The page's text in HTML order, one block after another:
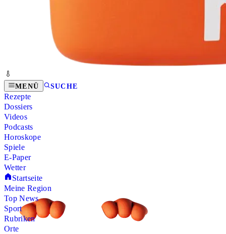
MENÜ SUCHE
Rezepte
Dossiers
Videos
Podcasts
Horoskope
Spiele
E-Paper
Wetter
Startseite
Meine Region
Top News
Sport
Rubriken
Orte